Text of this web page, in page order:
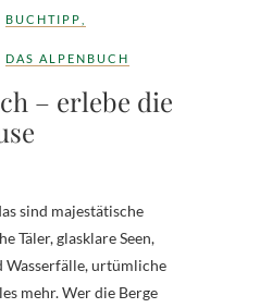
BUCHTIPP
DAS ALPENBUCH
– erlebe die
sind majestätische
Täler, glasklare Seen,
Wasserfälle, urtümliche
mehr. Wer die Berge